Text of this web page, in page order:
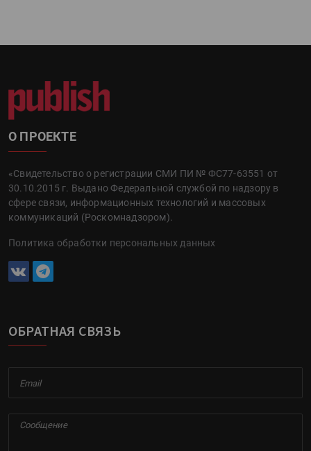
О ПРОЕКТЕ
«Свидетельство о регистрации СМИ ПИ № ФС77-63551 от
30.10.2015 г. Выдано Федеральной службой по надзору в
сфере связи, информационных технологий и массовых
коммуникаций (Роскомнадзором).
Политика обработки персональных данных
ОБРАТНАЯ СВЯЗЬ